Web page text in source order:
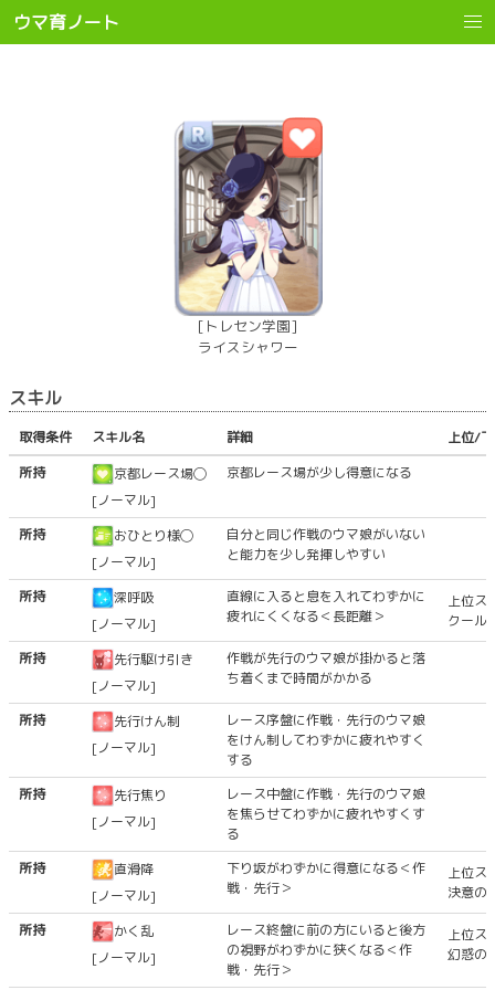
ウマ育ノート
[トレセン学園]
ライスシャワー
スキル
取得条件 スキル名 詳細
上位/
所持
京都レース場◯
[ノーマル]
京都レース場が少し得意になる
所持
おひとり様◯
[ノーマル]
自分と同じ作戦のウマ娘がいない
と能力を少し発揮しやすい
所持
深呼吸
[ノーマル]
直線に入ると息を入れてわずかに
疲れにくくなる＜長距離＞
上位ス
クール
所持
先行駆け引き
[ノーマル]
作戦が先行のウマ娘が掛かると落
ち着くまで時間がかかる
所持
先行けん制
[ノーマル]
レース序盤に作戦・先行のウマ娘
をけん制してわずかに疲れやすく
する
所持
先行焦り
[ノーマル]
レース中盤に作戦・先行のウマ娘
を焦らせてわずかに疲れやすくす
る
所持
直滑降
[ノーマル]
下り坂がわずかに得意になる＜作
戦・先行＞
上位ス
決意の
所持
かく乱
[ノーマル]
レース終盤に前の方にいると後方
の視野がわずかに狭くなる＜作
戦・先行＞
上位ス
幻惑の